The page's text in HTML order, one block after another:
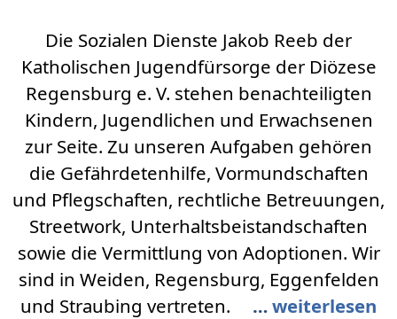
​​​​​​​Die Sozialen Dienste Jakob Reeb der
Katholischen Jugendfürsorge der Diözese
Regensburg e. V. stehen benachteiligten
Kindern, Jugendlichen und Erwachsenen
zur Seite. Zu unseren Aufgaben gehören
die Gefährdetenhilfe, Vormundschaften
und Pflegschaften, rechtliche Betreuungen,
Streetwork, Unterhaltsbeistandschaften
sowie die Vermittlung von Adoptionen. Wir
sind in Weiden, Regensburg, Eggenfelden
und Straubing vertreten. …weiterlesen